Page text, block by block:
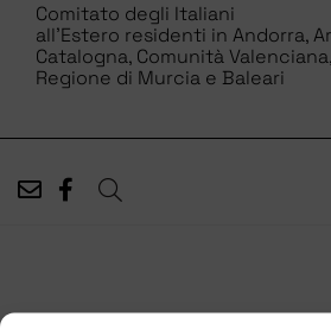
Comitato degli Italiani
all’Estero residenti in Andorra,
Catalogna, Comunità Valenciana,
Regione di Murcia e Baleari